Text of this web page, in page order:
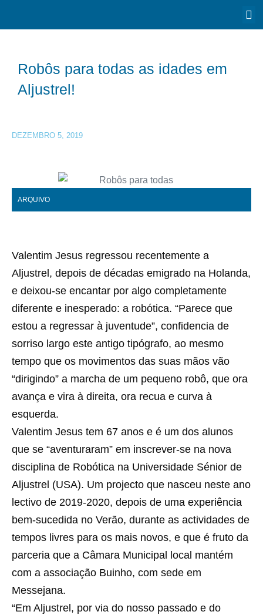
Robôs para todas as idades em
Aljustrel!
DEZEMBRO 5, 2019
ARQUIVO
Valentim Jesus regressou recentemente a
Aljustrel, depois de décadas emigrado na Holanda,
e deixou-se encantar por algo completamente
diferente e inesperado: a robótica. “Parece que
estou a regressar à juventude”, confidencia de
sorriso largo este antigo tipógrafo, ao mesmo
tempo que os movimentos das suas mãos vão
“dirigindo” a marcha de um pequeno robô, que ora
avança e vira à direita, ora recua e curva à
esquerda.
Valentim Jesus tem 67 anos e é um dos alunos
que se “aventuraram” em inscrever-se na nova
disciplina de Robótica na Universidade Sénior de
Aljustrel (USA). Um projecto que nasceu neste ano
lectivo de 2019-2020, depois de uma experiência
bem-sucedida no Verão, durante as actividades de
tempos livres para os mais novos, e que é fruto da
parceria que a Câmara Municipal local mantém
com a associação Buinho, com sede em
Messejana.
“Em Aljustrel, por via do nosso passado e do